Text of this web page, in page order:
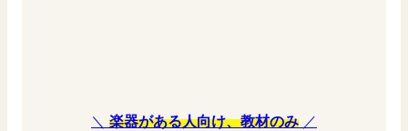
＼ 楽器がある人向け、教材のみ ／